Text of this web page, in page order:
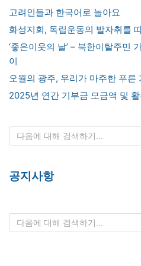
고려인들과 한국어로 놀아요
화성지회, 독립운동의 발자취를
‘좋은이웃의 날’ – 북한이탈주민
이
오월의 광주, 우리가 마주한 푸른
2025년 연간 기부금 모금액 및
공지사항